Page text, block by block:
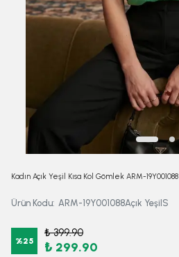
Kadın Açık Yeşil Kısa Kol Gömlek ARM-19Y001088
Ürün Kodu: ARM-19Y001088Açık YeşilS
%25
₺ 399.90
₺ 299.90